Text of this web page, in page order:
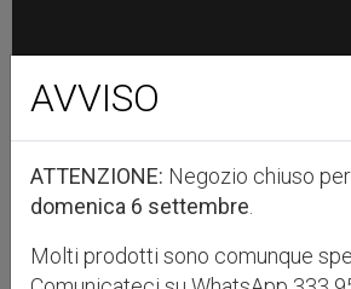
AVVISO
ATTENZIONE: Negozio chiuso
domenica 6 settembre
Molti prodotti sono comunque